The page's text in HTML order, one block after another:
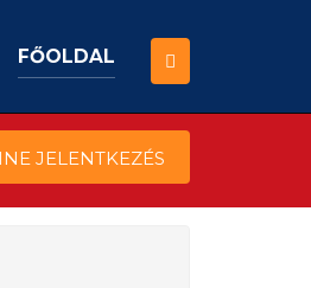
FŐOLDAL
JELENTKEZÉS